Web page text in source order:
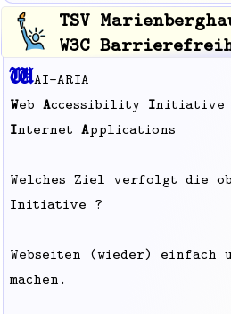
TSV
W3C
WAI-ARIA
Web Accessibility Initiative
Internet Applications
Welches Ziel verfolgt die
Initiative ?
Webseiten (wieder) einfach
machen.